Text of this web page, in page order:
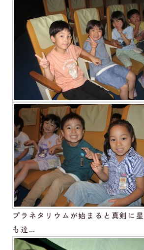
プラネタリウムが始まると真剣に
も達…